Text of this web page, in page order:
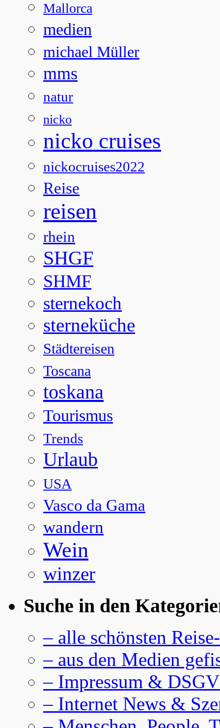
Mallorca
medien
michael Müller
mms
natur
nicko
nicko cruises
nickocruises2022
Reise
reisen
rhein
SHGF
SHMF
sternekoch
sterneküche
Städtereisen
Toscana
toskana
Tourismus
Trends
Urlaub
USA
Vasco da Gama
wandern
Wein
winzer
Suche in den
– alle schönsten
– aus den Medien
– Impressum &
– Internet News &